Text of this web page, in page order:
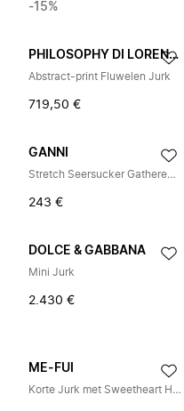
-15%
PHILOSOPHY DI LORENZO SERAFINI
Abstract-print Fluwelen Jurk
719,50 €
GANNI
Stretch Seersucker Gathered Mini Jurk
243 €
DOLCE & GABBANA
Mini Jurk
2.430 €
ME-FUI
Korte Jurk met Sweetheart Halslijn MF26-SW0828X44